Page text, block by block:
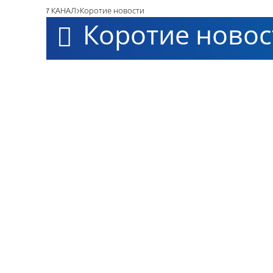
7 КАНАЛ Коротие новости
Коротие